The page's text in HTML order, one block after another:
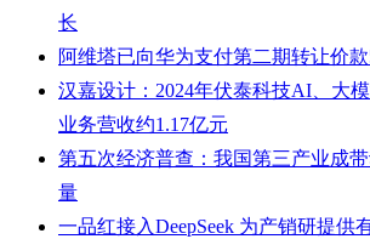
长
阿维塔已向华为支付第二期转让价
汉嘉设计：2024年伏泰科技AI、大
业务营收约1.17亿元
第五次经济普查：我国第三产业成
量
一品红接入DeepSeek 为产销研提供